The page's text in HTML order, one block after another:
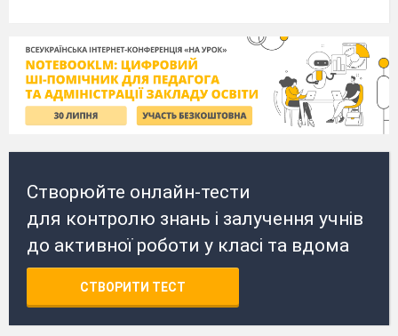
Створюйте онлайн-тести
для контролю знань і залучення учнів
до активної роботи у класі та вдома
СТВОРИТИ ТЕСТ